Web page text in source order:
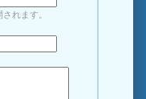
れます。